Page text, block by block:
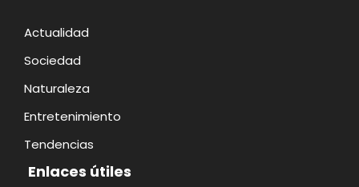
Actualidad
Sociedad
Naturaleza
Entretenimiento
Tendencias
Enlaces útiles